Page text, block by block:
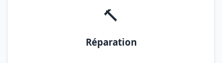
🔨
Réparation